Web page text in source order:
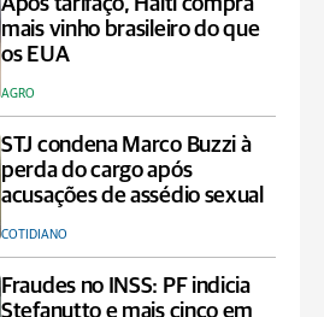
mais vinho brasileiro do que
os EUA
AGRO
STJ condena Marco Buzzi à
perda do cargo após
acusações de assédio sexual
COTIDIANO
Fraudes no INSS: PF indicia
Stefanutto e mais cinco em